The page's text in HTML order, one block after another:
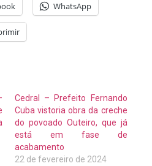
WhatsApp
Cedral – Prefeito Fernando
Cuba vistoria obra da creche
do povoado Outeiro, que já
está em fase de
acabamento
22 de fevereiro de 2024